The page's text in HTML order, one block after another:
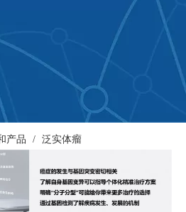
产品 / 泛实体瘤